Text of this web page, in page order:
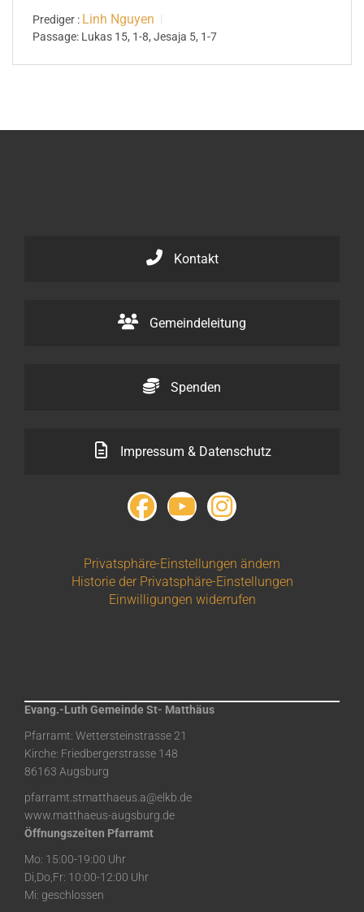
Prediger : Linh Nguyen
Passage: Lukas 15, 1-8, Jesaja 5, 1-7
Kontakt
Gemeindeleitung
Spenden
Impressum & Datenschutz
Privatsphäre-Einstellungen ändern
Historie der Privatsphäre-Einstellungen
Einwilligungen widerrufen
Evang.-Luth Gemeinde St- Matthäus
Pfarramt: Wettersteinstrasse 21
Kirche: Friedbergerstrasse 148
86163 Augsburg
pfarramt.stmatthaeus.a@elkb.de
www.matthaeus-augsburg.de
Öffnungszeiten Pfarramt
Mo: 15:00-19:00 Uhr
Di,Do,Fr: 10:00-12:00 Uhr
Mi: geschlossen